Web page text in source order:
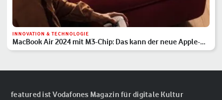
INNOVATION & TECHNOLOGIE
MacBook Air 2024 mit M3-Chip: Das kann der neue Apple-
Laptop
featured ist Vodafones Magazin für digitale Kultur